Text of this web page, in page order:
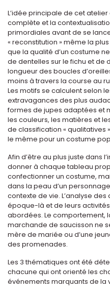
L’idée principale de cet
complète et la
primordiales avant de se
« reconstitution » même la plus
que la qualité d’un costume
de dentelles sur le fichu et de
longueur des boucles
moins à travers la course au
Les motifs se calculent selon
extravagances des plus
formes de jupes adaptées et
les couleurs, les matières et
de classification « qualitatives
le même pour un costume
Afin d’être au plus juste dans
donner à chaque tableau
confectionner un costume,
dans la peau d’un
contexte de vie. L’analyse
époque-là et de leurs
abordées. Le comportement,
marchande de saucisson ne
mère de mariée ou d’une
des promenades.
Les 3 thématiques ont été
chacune qui ont orienté les
événements marquants de la